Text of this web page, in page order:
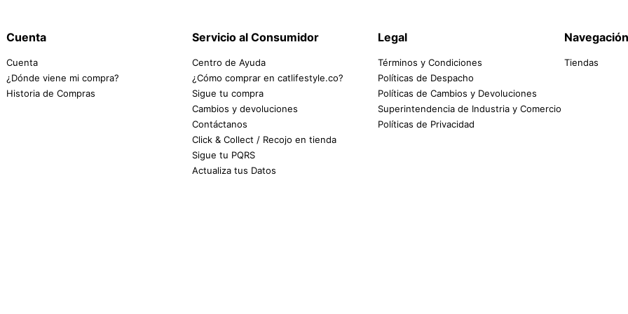
Cuenta
Cuenta
¿Dónde viene mi compra?
Historia de Compras
Servicio al Consumidor
Centro de Ayuda
¿Cómo comprar en catlifestyle.co?
Sigue tu compra
Cambios y devoluciones
Contáctanos
Click & Collect / Recojo en tienda
Sigue tu PQRS
Actualiza tus Datos
Legal
Términos y Condiciones
Políticas de Despacho
Políticas de Cambios y Devoluciones
Superintendencia de Industria y Comercio
Políticas de Privacidad
Navegación
Tiendas